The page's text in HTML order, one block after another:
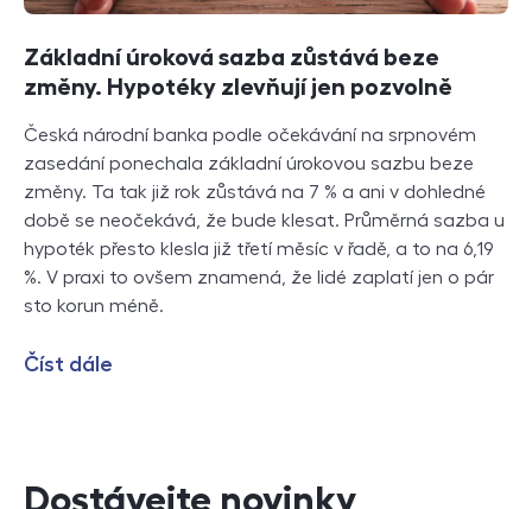
Základní úroková sazba zůstává beze
změny. Hypotéky zlevňují jen pozvolně
Česká národní banka podle očekávání na srpnovém
zasedání ponechala základní úrokovou sazbu beze
změny. Ta tak již rok zůstává na 7 % a ani v dohledné
době se neočekává, že bude klesat. Průměrná sazba u
hypoték přesto klesla již třetí měsíc v řadě, a to na 6,19
%. V praxi to ovšem znamená, že lidé zaplatí jen o pár
sto korun méně.
Číst dále
Dostávejte novinky